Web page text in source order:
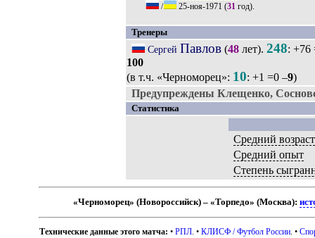
/ 25-ноя-1971 (31год).
Тренеры
Сергей Павлов(48лет). 248: +76
100
(в т.ч. «Черноморец»: 10: +1 =0 –9)
Предупреждены Клещенко,
Статистика
Средний возраст
Средний опыт
Степень
«Черноморец» (Новороссийск) – «Торпедо» (Москва):
Технические данные этого матча: •РПЛ . •КЛИСФ / Футбол России . •